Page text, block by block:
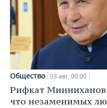
Общество 03 авг, 00:00
Рифкат
что незаменимых